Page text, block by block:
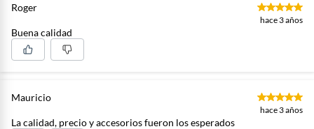
Roger
hace 3 años
Buena calidad
Mauricio
hace 3 años
La calidad, precio y accesorios fueron los esperados